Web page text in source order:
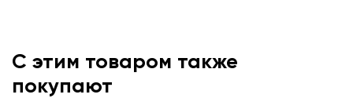
С этим товаром также
покупают